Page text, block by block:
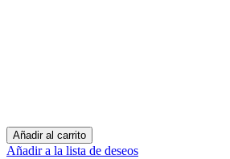
Añadir al carrito
Añadir a la lista de deseos